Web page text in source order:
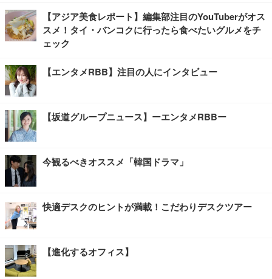
【アジア美食レポート】編集部注目のYouTuberがオス
スメ！タイ・バンコクに行ったら食べたいグルメをチ
ェック
【エンタメRBB】注目の人にインタビュー
【坂道グループニュース】ーエンタメRBBー
今観るべきオススメ「韓国ドラマ」
快適デスクのヒントが満載！こだわりデスクツアー
【進化するオフィス】